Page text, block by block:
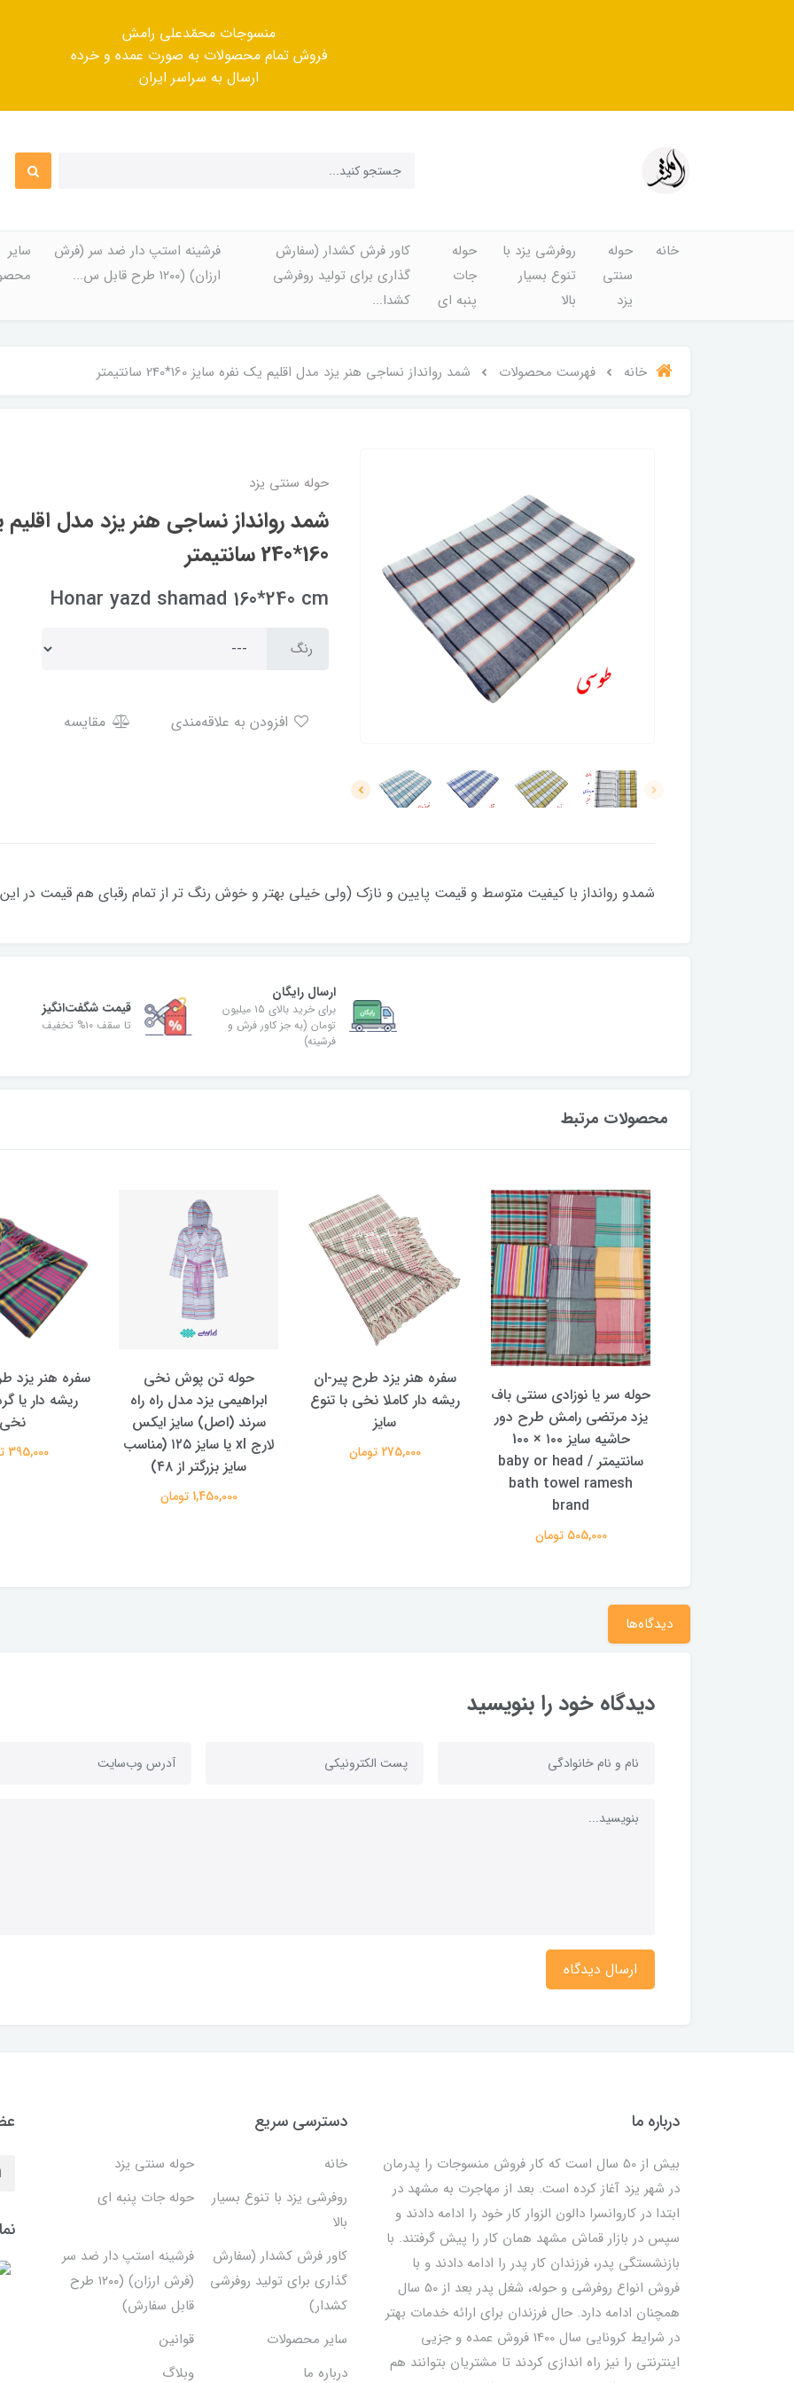
منسوجات محمّدعلی رامش
فروش تمام محصولات به صورت عمده و خرده
ارسال به سراسر ایران
خانه
حوله
سنتی
یزد
روفرشی یزد با
تنوع بسیار
بالا
حوله
جات
پنبه ای
کاور فرش کشدار (سفارش
گذاری برای تولید روفرشی
کشدا...
فرشینه استپ دار ضد سر (فرش
ارزان) (۱۲۰۰ طرح قابل س...
سایر
خانه فهرست محصولات شمد روانداز نساجی هنر یزد مدل اقلیم یک نفره سایز 160*240 سانتیمتر
حوله سنتی یزد
شمد روانداز نساجی هنر یزد مدل
160*240 سانتیمتر
Honar yazd shamad 160*240 cm
رنگ
مقایسه
شمدو روانداز با کیفیت متوسط و قیمت پایین و نازک (ولی خیلی بهتر و خوش رنگ تر از تمام رقبای هم قیمت در
ارسال رایگان
برای خرید بالای ۱۵ میلیون
تومان (به جز کاور فرش و
فرشینه)
قیمت شگفت‌انگیز
تا سقف ۱۰% تخفیف
محصولات مرتبط
حوله سر یا نوزادی سنتی باف
یزد مرتضی رامش طرح دور
حاشیه سایز ۱۰۰ × 1۰۰
سانتیمتر / baby or head
bath towel ramesh
brand
505,000 تومان
سفره هنر یزد طرح پیر-ان
ریشه دار کاملا نخی با تنوع
سایز
275,000 تومان
حوله تن پوش نخی
ابراهیمی یزد مدل راه راه
سرند (اصل) سایز ایکس
لارج xl یا سایز ۱۲۵ (مناسب
سایز بزرگتر از ۴۸)
1,450,000 تومان
سفره هنر یزد
ریشه دار یا
نخی
395,000 تومان
دیدگاه‌ها
دیدگاه خود را بنویسید
ارسال دیدگاه
درباره ما
بیش از 50 سال است که کار فروش منسوجات را پدرمان
در شهر یزد آغاز کرده است. بعد از مهاجرت به مشهد در
ابتدا در کاروانسرا دالون الزوار کار خود را ادامه دادند و
سپس در بازار قماش مشهد همان کار را پیش گرفتند. با
بازنشستگی پدر، فرزندان کار پدر را ادامه دادند و با
فروش انواع روفرشی و حوله، شغل پدر بعد از 50 سال
همچنان ادامه دارد. حال فرزندان برای ارائه خدمات بهتر
در شرایط کرونایی سال 1400 فروش عمده و جزیی
اینترنتی را نیز راه اندازی کردند تا مشتریان بتوانند هم
دسترسی سریع
خانه
حوله سنتی یزد
روفرشی یزد با تنوع بسیار
بالا
حوله جات پنبه ای
کاور فرش کشدار (سفارش
گذاری برای تولید روفرشی
کشدار)
فرشینه استپ دار ضد سر
(فرش ارزان) (۱۲۰۰ طرح
قابل سفارش)
سایر محصولات
قوانین
درباره ما
وبلاگ